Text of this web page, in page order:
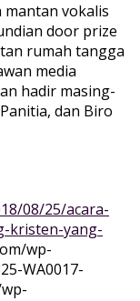
mantan vokalis
door prize
rumah tangga
media
hadir masing-
dan Biro
08/25/acara-
kristen-yang-
wp-
WA0017-